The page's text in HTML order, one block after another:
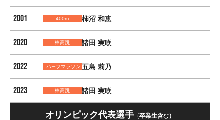
2001 400m 柿沼 和恵
2020 棒高跳 諸田 実咲
2022 ハーフマラソン 五島 莉乃
2023 棒高跳 諸田 実咲
オリンピック代表選手 （卒業生含む）